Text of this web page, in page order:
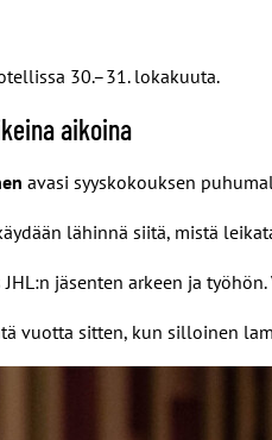
30.–31. lokakuuta.
aikoina
avasi syyskokouksen
lähinnä siitä, mistä
jäsenten arkeen ja
vuotta sitten, kun silloinen